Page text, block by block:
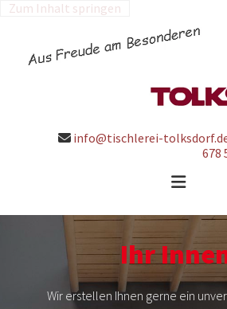
Zum Inhalt springen
 info@tischlerei-
678
Ihr
Wir erstellen Ihnen gerne ein